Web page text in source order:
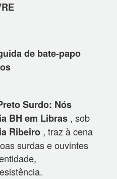
de bate-papo
Surdo: Nós
BH em Libras , sob
Ribeiro , traz à cena
surdas e ouvintes